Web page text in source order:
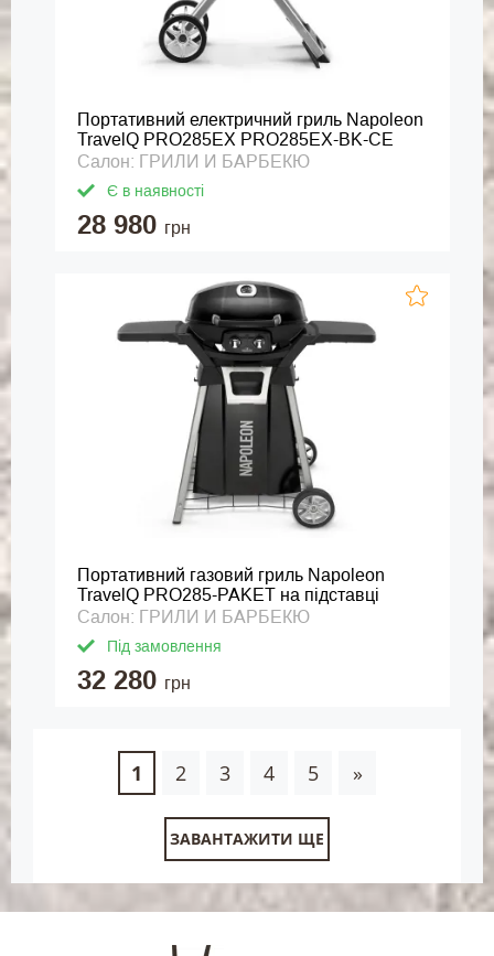
Портативний електричний гриль Napoleon
TravelQ PRO285EX PRO285EX-BK-CE
Салон: ГРИЛИ И БАРБЕКЮ
Є в наявності
28 980 грн
Портативний газовий гриль Napoleon
TravelQ PRO285-PAKET на підставці
Салон: ГРИЛИ И БАРБЕКЮ
Під замовлення
32 280 грн
1 2 3 4 5 »
ЗАВАНТАЖИТИ ЩЕ